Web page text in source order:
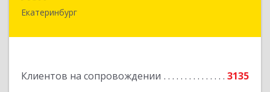
Екатеринбург
Клиентов на сопровождении
3135
620075, Свердловская обл, Екатеринбург г,